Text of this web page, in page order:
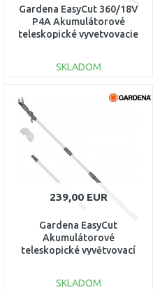
Gardena EasyCut 360/18V
P4A Akumulátorové
teleskopické vyvetvovacie
SKLADOM
DO KOŠÍKA
239,00 EUR
Gardena EasyCut
Akumulátorové
teleskopické vyvětvovací
SKLADOM